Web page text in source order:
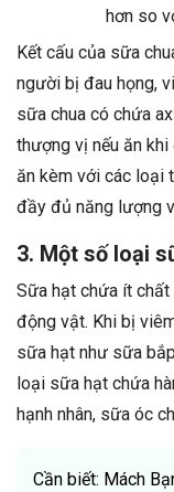
hơn so
Kết cấu của sữa
người bị đau họng,
sữa chua có chứa
thượng vị nếu ăn
ăn kèm với các loại
đầy đủ năng lượng
3. Một số loại
Sữa hạt chứa ít
động vật. Khi bị
sữa hạt như sữa
loại sữa hạt chứa
hạnh nhân, sữa óc
Cần biết: Mách